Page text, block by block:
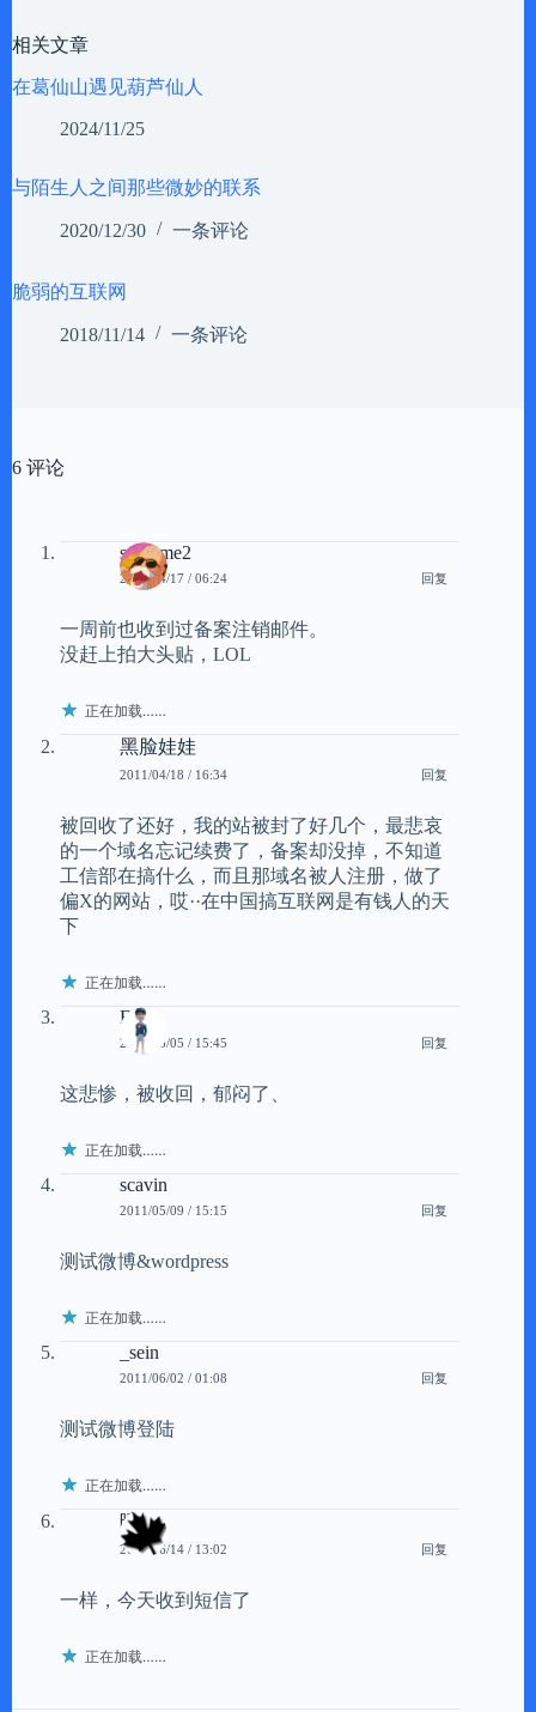
相关文章
在葛仙山遇见葫芦仙人
2024/11/25
与陌生人之间那些微妙的联系
2020/12/30 一条评论
脆弱的互联网
2018/11/14 一条评论
6 评论
sentome2
2011/04/17 / 06:24 回复
一周前也收到过备案注销邮件。
没赶上拍大头贴，LOL
正在加载……
黑脸娃娃
2011/04/18 / 16:34 回复
被回收了还好，我的站被封了好几个，最悲哀
的一个域名忘记续费了，备案却没掉，不知道
工信部在搞什么，而且那域名被人注册，做了
偏X的网站，哎··在中国搞互联网是有钱人的天
下
正在加载……
Firm
2011/05/05 / 15:45 回复
这悲惨，被收回，郁闷了、
正在加载……
scavin
2011/05/09 / 15:15 回复
测试微博&wordpress
正在加载……
_sein
2011/06/02 / 01:08 回复
测试微博登陆
正在加载……
晴枫
2011/06/14 / 13:02 回复
一样，今天收到短信了
正在加载……